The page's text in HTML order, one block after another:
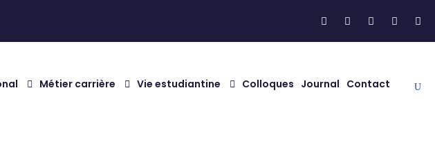
Métier carrière Vie estudiantine Colloques Journal Contact